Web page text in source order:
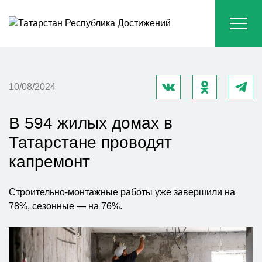
10/08/2024
В 594 жилых домах в
Татарстане проводят
капремонт
Строительно-монтажные работы уже завершили на
78%, сезонные — на 76%.